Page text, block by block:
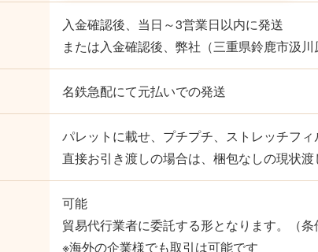
入金確認後、当日～3営業日以内に発送
または入金確認後、弊社（三重県鈴鹿市汲
名鉄急配にて元払いでの発送
パレットに載せ、プチプチ、ストレッチフ
直接お引き渡しの場合は、梱包なしの現状
可能
貿易代行業者に委託する形となります。（
※海外の企業様でも取引は可能です